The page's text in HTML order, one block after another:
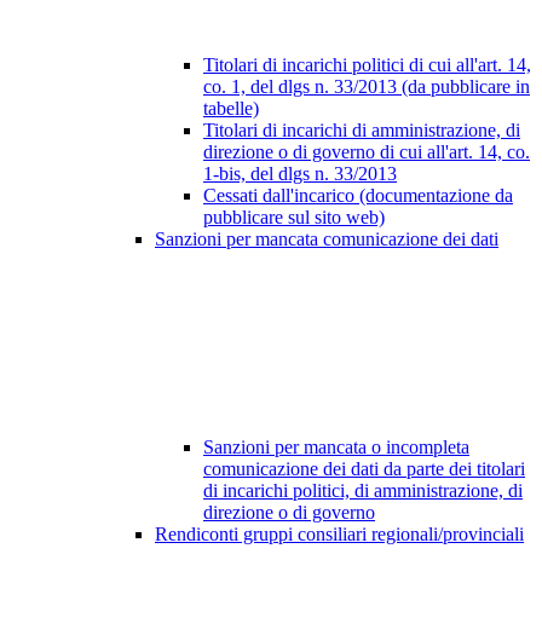
Titolari di incarichi politici di cui all'art. 14,
co. 1, del dlgs n. 33/2013 (da pubblicare in
tabelle)
Titolari di incarichi di amministrazione, di
direzione o di governo di cui all'art. 14, co.
1-bis, del dlgs n. 33/2013
Cessati dall'incarico (documentazione da
pubblicare sul sito web)
Sanzioni per mancata comunicazione dei dati
Sanzioni per mancata o incompleta
comunicazione dei dati da parte dei titolari
di incarichi politici, di amministrazione, di
direzione o di governo
Rendiconti gruppi consiliari regionali/provinciali